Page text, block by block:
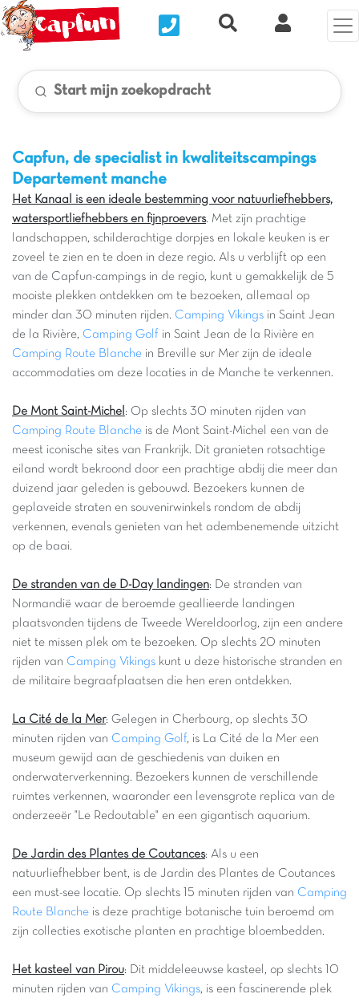
Nous contacterRecherche rapide
Mijn Clix
Start mijn zoekopdracht
Capfun, de specialist in kwaliteitscampings
Departement manche
Het Kanaal is een ideale bestemming voor natuurliefhebbers,
watersportliefhebbers en fijnproevers. Met zijn prachtige
landschappen, schilderachtige dorpjes en lokale keuken is er
zoveel te zien en te doen in deze regio. Als u verblijft op een
van de Capfun-campings in de regio, kunt u gemakkelijk de 5
mooiste plekken ontdekken om te bezoeken, allemaal op
minder dan 30 minuten rijden. Camping Vikings in Saint Jean
de la Rivière, Camping Golf in Saint Jean de la Rivière en
Camping Route Blanche in Breville sur Mer zijn de ideale
accommodaties om deze locaties in de Manche te verkennen.
De Mont Saint-Michel : Op slechts 30 minuten rijden van
Camping Route Blanche is de Mont Saint-Michel een van de
meest iconische sites van Frankrijk. Dit granieten rotsachtige
eiland wordt bekroond door een prachtige abdij die meer dan
duizend jaar geleden is gebouwd. Bezoekers kunnen de
geplaveide straten en souvenirwinkels rondom de abdij
verkennen, evenals genieten van het adembenemende uitzicht
op de baai.
De stranden van de D-Day landingen: De stranden van
Normandië waar de beroemde geallieerde landingen
plaatsvonden tijdens de Tweede Wereldoorlog, zijn een andere
niet te missen plek om te bezoeken. Op slechts 20 minuten
rijden van Camping Vikings kunt u deze historische stranden en
de militaire begraafplaatsen die hen eren ontdekken.
La Cité de la Mer: Gelegen in Cherbourg, op slechts 30
minuten rijden van Camping Golf, is La Cité de la Mer een
museum gewijd aan de geschiedenis van duiken en
onderwaterverkenning. Bezoekers kunnen de verschillende
ruimtes verkennen, waaronder een levensgrote replica van de
onderzeeër "Le Redoutable" en een gigantisch aquarium.
De Jardin des Plantes de Coutances: Als u een
natuurliefhebber bent, is de Jardin des Plantes de Coutances
een must-see locatie. Op slechts 15 minuten rijden van Camping
Route Blanche is deze prachtige botanische tuin beroemd om
zijn collecties exotische planten en prachtige bloembedden.
Het kasteel van Pirou: Dit middeleeuwse kasteel, op slechts 10
minuten rijden van Camping Vikings, is een fascinerende plek